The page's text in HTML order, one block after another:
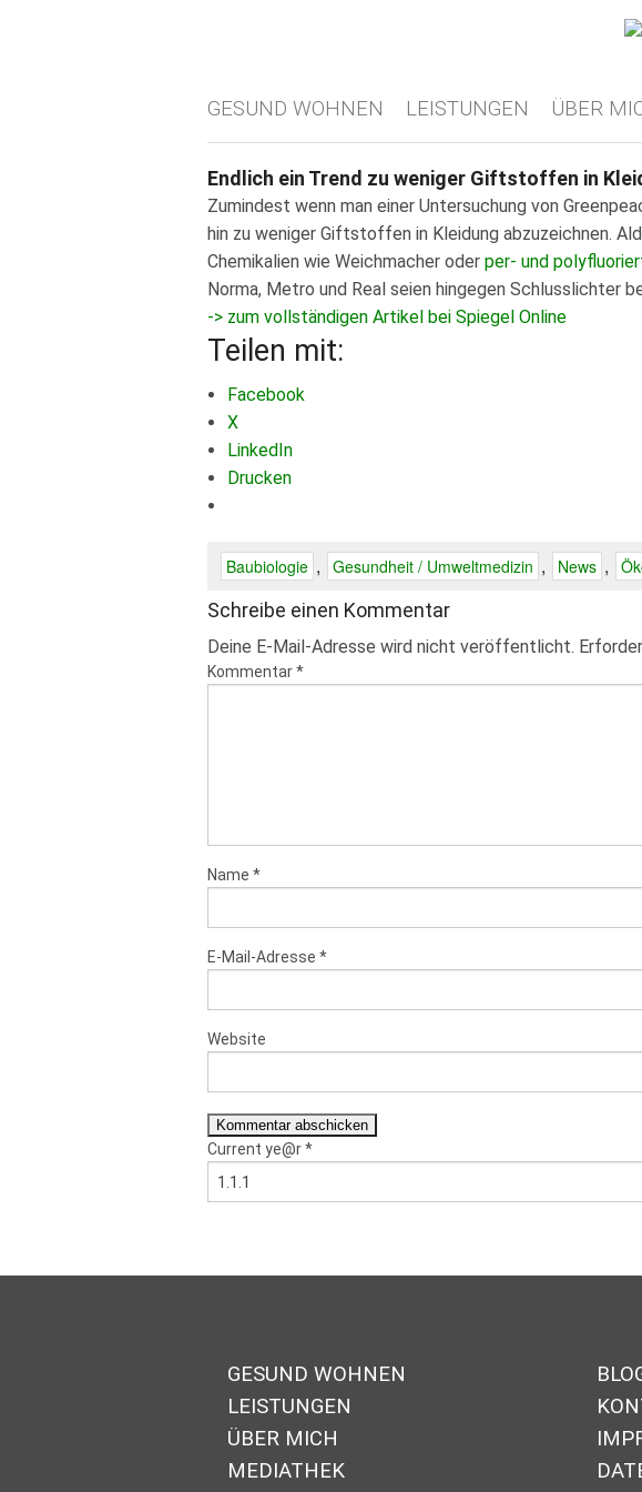
GESUND WOHNEN LEISTUNGEN ÜBER
Endlich ein Trend zu weniger Giftstoffen in
Zumindest wenn man einer Untersuchung von
hin zu weniger Giftstoffen in Kleidung abzuzeichnen.
Chemikalien wie Weichmacher oder per- und
Norma, Metro und Real seien hingegen Schlusslichter
-> zum vollständigen Artikel bei Spiegel Online
Teilen mit:
Facebook
X
LinkedIn
Drucken
Baubiologie , Gesundheit / Umweltmedizin , News ,
Schreibe einen Kommentar
Deine E-Mail-Adresse wird nicht veröffentlicht.
Kommentar*
Name *
E-Mail-Adresse *
Website
Current ye@r*
GESUND WOHNEN
LEISTUNGEN
ÜBER MICH
MEDIATHEK